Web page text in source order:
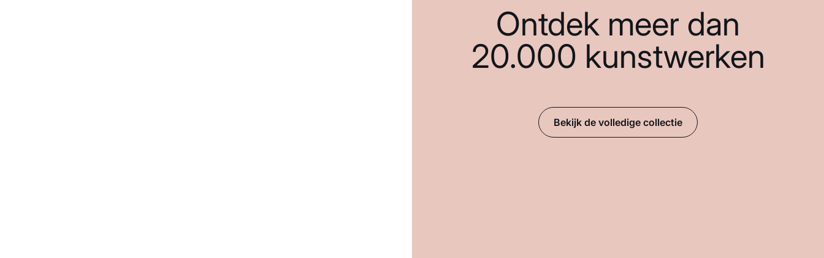
Ontdek meer dan
20.000 kunstwerken
Bekijk de volledige collectie